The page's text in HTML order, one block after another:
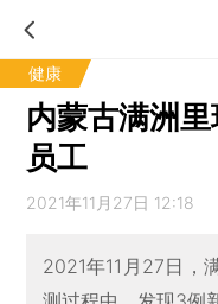
健康
内蒙古满洲
员工
2021年11月27日 12:18
2021年11月27日，